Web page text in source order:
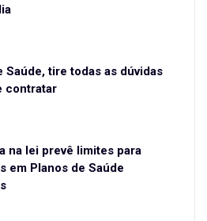
Saúde, tire todas as dúvidas
contratar
na lei prevê limites para
em Planos de Saúde